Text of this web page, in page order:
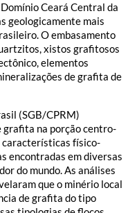
Ceará Central da
geologicamente mais
O embasamento
xistos grafitosos
elementos
de grafita de
(SGB/CPRM)
grafita na porção centro-
características físico-
encontradas em diversas
do mundo. As análises
que o minério local
de grafita do tipo